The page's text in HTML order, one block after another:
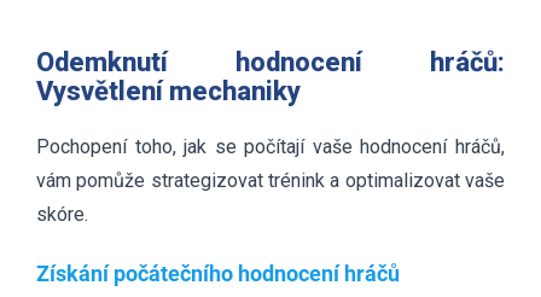
Odemknutí hodnocení hráčů:
Vysvětlení mechaniky
Pochopení toho, jak se počítají vaše hodnocení hráčů,
vám pomůže strategizovat trénink a optimalizovat vaše
skóre.
Získání počátečního hodnocení hráčů